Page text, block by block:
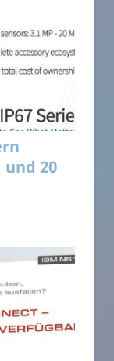
und 20